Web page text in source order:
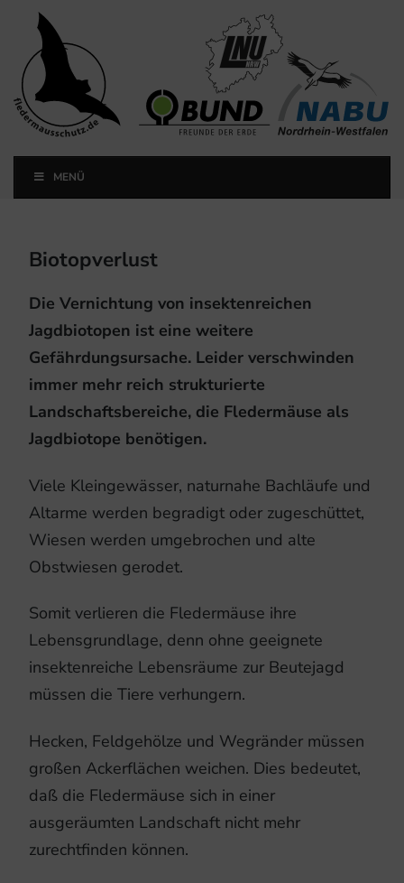
Landesfachausschuss
Fledermausschutz NRW
MENÜ
Biotopverlust
Die Vernichtung von insektenreichen
Jagdbiotopen ist eine weitere
Gefährdungsursache. Leider verschwinden
immer mehr reich strukturierte
Landschaftsbereiche, die Fledermäuse als
Jagdbiotope benötigen.
Viele Kleingewässer, naturnahe Bachläufe und
Altarme werden begradigt oder zugeschüttet,
Wiesen werden umgebrochen und alte
Obstwiesen gerodet.
Somit verlieren die Fledermäuse ihre
Lebensgrundlage, denn ohne geeignete
insektenreiche Lebensräume zur Beutejagd
müssen die Tiere verhungern.
Hecken, Feldgehölze und Wegränder müssen
großen Ackerflächen weichen. Dies bedeutet,
daß die Fledermäuse sich in einer
ausgeräumten Landschaft nicht mehr
zurechtfinden können.